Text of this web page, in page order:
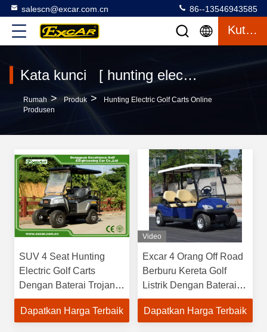
salescn@excar.com.cn 86--13546943585
Kutipan
Kata kunci [ hunting electric golf carts ] Pertandingan 74 Produk
Rumah > Produk >
Hunting Electric Golf Carts Online
Produsen
SUV 4 Seat Hunting
Electric Golf Carts
Dengan Baterai Trojan
48V
Dapatkan Harga Terbaik
Video
Excar 4 Orang Off Road
Berburu Kereta Golf
Listrik Dengan Baterai
Litium
Dapatkan Harga Terbaik